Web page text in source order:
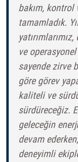
bakım, kontrol
tamamladık.
ve
sayende zirve
göre görev
kaliteli ve
sürdüreceğiz.
geleceğin
devam
deneyimli